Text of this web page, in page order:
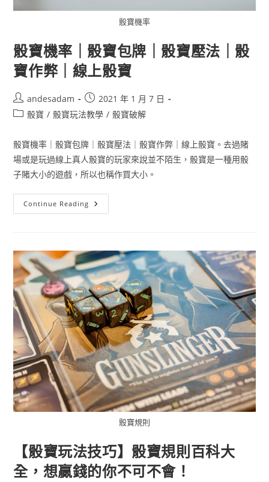
骰寶機率
骰寶機率｜骰寶包牌｜骰寶壓法｜骰
寶作弊｜線上骰寶
andesadam
2021 年 1 月 7 日
骰寶 / 骰寶玩法教學 / 骰寶破解
骰寶機率｜骰寶包牌｜骰寶壓法｜骰寶作弊｜線上骰寶。去過賭
場或是玩過線上真人骰寶的玩家來說並不陌生，骰寶是一種用骰
子賭大小的遊戲，所以也稱作買大小。
Continue Reading
骰寶規則
【骰寶玩法技巧】骰寶規則百科大
全，想贏錢的你不可不會！